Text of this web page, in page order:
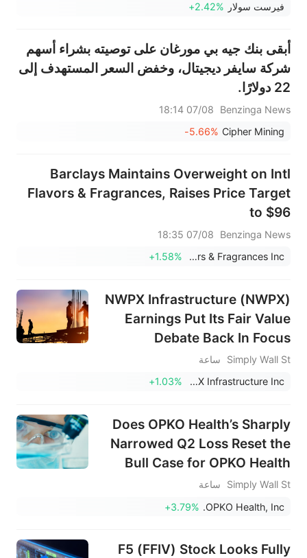
فيرست سولار +2.42%
أبقى بنك جيه بي مورغان على توصيته بشراء أسهم
شركة سايفر ديجيتال، وخفض السعر المستهدف إلى
22 دولارًا.
Benzinga News
07/08 18:14
Cipher Mining
-5.66%
Barclays Maintains Overweight on Intl
Flavors & Fragrances, Raises Price Target
to $96
Benzinga News
07/08 18:35
International Flavors & Fragrances Inc.
+1.58%
NWPX Infrastructure (NWPX)
Earnings Put Its Fair Value
Debate Back In Focus
Simply Wall St
ساعة
NWPX Infrastructure Inc.
+1.03%
Does OPKO Health’s Sharply
Narrowed Q2 Loss Reset the
Bull Case for OPKO Health
(OPK)?
Simply Wall St
ساعة
OPKO Health, Inc.
+3.79%
F5 (FFIV) Stock Looks Fully